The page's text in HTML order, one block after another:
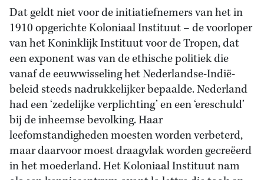
Dat geldt niet voor de initiatiefnemers van het in
1910 opgerichte Koloniaal Instituut – de voorloper
van het Koninklijk Instituut voor de Tropen, dat
een exponent was van de ethische politiek die
vanaf de eeuwwisseling het Nederlandse-Indië-
beleid steeds nadrukkelijker bepaalde. Nederland
had een ‘zedelijke verplichting’ en een ‘ereschuld’
bij de inheemse bevolking. Haar
leefomstandigheden moesten worden verbeterd,
maar daarvoor moest draagvlak worden gecreëerd
in het moederland. Het Koloniaal Instituut nam